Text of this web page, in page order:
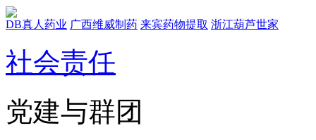
DB真人药业 广西维威制药 来宾药物提取 浙江葫芦世家
社会责任
党建与群团